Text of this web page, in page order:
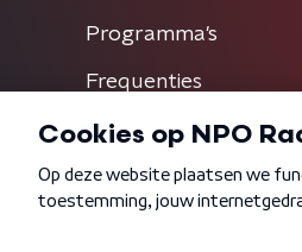
Programma's
Frequenties
Algemene voorwaarden